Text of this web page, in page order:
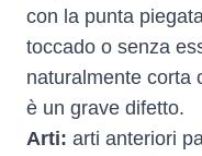
con la punta
toccado o senza
naturalmente corta
è un grave difetto.
Arti: arti anteriori